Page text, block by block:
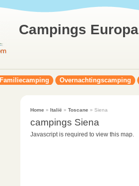
Campings Europa
Familiecamping Overnachtingscamping
Home » Italië » Toscane » Siena
campings Siena
Javascript is required to view this map.